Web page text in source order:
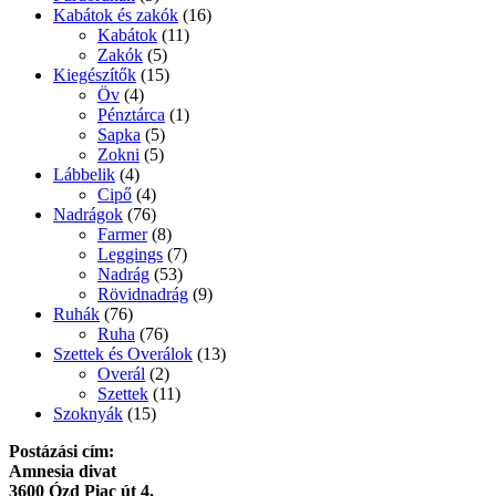
Kabátok és zakók (16)
Kabátok (11)
Zakók (5)
Kiegészítők (15)
Öv (4)
Pénztárca (1)
Sapka (5)
Zokni (5)
Lábbelik (4)
Cipő (4)
Nadrágok (76)
Farmer (8)
Leggings (7)
Nadrág (53)
Rövidnadrág (9)
Ruhák (76)
Ruha (76)
Szettek és Overálok (13)
Overál (2)
Szettek (11)
Szoknyák (15)
Postázási cím:
Amnesia divat
3600 Ózd Piac út 4.